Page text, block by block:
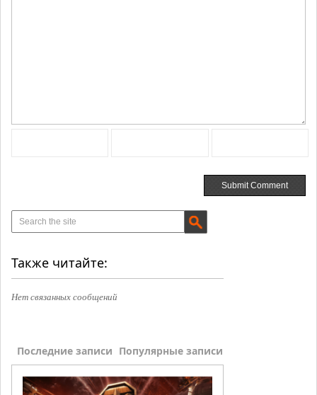
Также читайте:
Нет связанных сообщений
Последние записи Популярные записи